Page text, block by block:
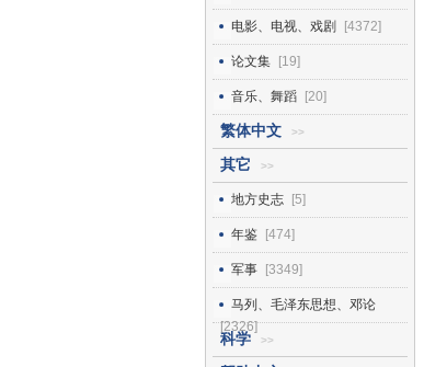
电影、电视、戏剧 [4372]
论文集 [19]
音乐、舞蹈 [20]
繁体中文 >>
其它 >>
地方史志 [5]
年鉴 [474]
军事 [3349]
马列、毛泽东思想、邓论
[2326]
科学 >>